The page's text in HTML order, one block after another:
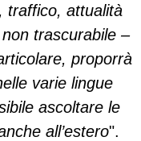
traffico, attualità
trascurabile –
proporrà
varie lingue
ascoltare le
all’estero".